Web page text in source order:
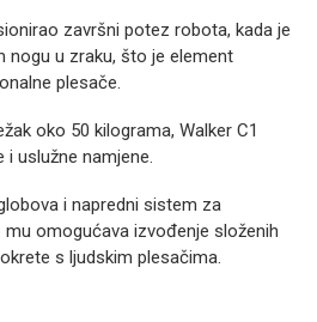
završni potez robota, kada je
nogu u zraku, što je element
plesače.
oko 50 kilograma, Walker C1
i uslužne namjene.
i napredni sistem za
omogućava izvođenje složenih
s ljudskim plesačima.